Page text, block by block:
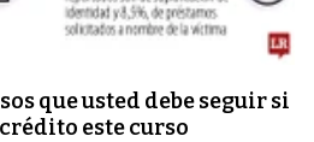
que usted debe seguir si
este curso